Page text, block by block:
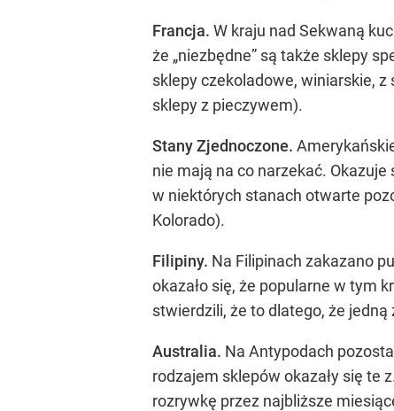
Francja. W kraju nad Sekwaną
że „niezbędne” są także sklepy
sklepy czekoladowe, winiarskie, z
sklepy z pieczywem).
Stany Zjednoczone.
nie mają na co narzekać.
w niektórych stanach otwarte
Kolorado).
Filipiny. Na Filipinach zakazano
okazało się, że popularne w tym
stwierdzili, że to dlatego, że
Australia. Na Antypodach
rodzajem sklepów okazały się te
rozrywkę przez najbliższe